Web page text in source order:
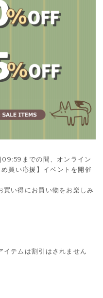
までの間、オンライン
め買い応援】イベントを開催
買い得にお買い物をお楽しみ
イテムは割引はされません